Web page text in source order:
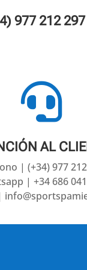
977 212 297

AL
| (+34) 977
| +34 686